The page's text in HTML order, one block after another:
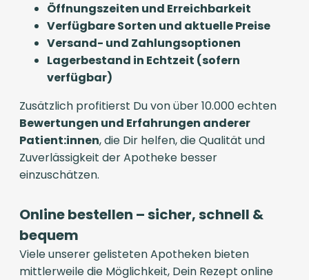
Öffnungszeiten und Erreichbarkeit
Verfügbare Sorten und aktuelle Preise
Versand- und Zahlungsoptionen
Lagerbestand in Echtzeit (sofern
verfügbar)
Zusätzlich profitierst Du von über 10.000 echten
Bewertungen und Erfahrungen anderer
Patient:innen, die Dir helfen, die Qualität und
Zuverlässigkeit der Apotheke besser
einzuschätzen.
Online bestellen – sicher, schnell &
bequem
Viele unserer gelisteten Apotheken bieten
mittlerweile die Möglichkeit, Dein Rezept online